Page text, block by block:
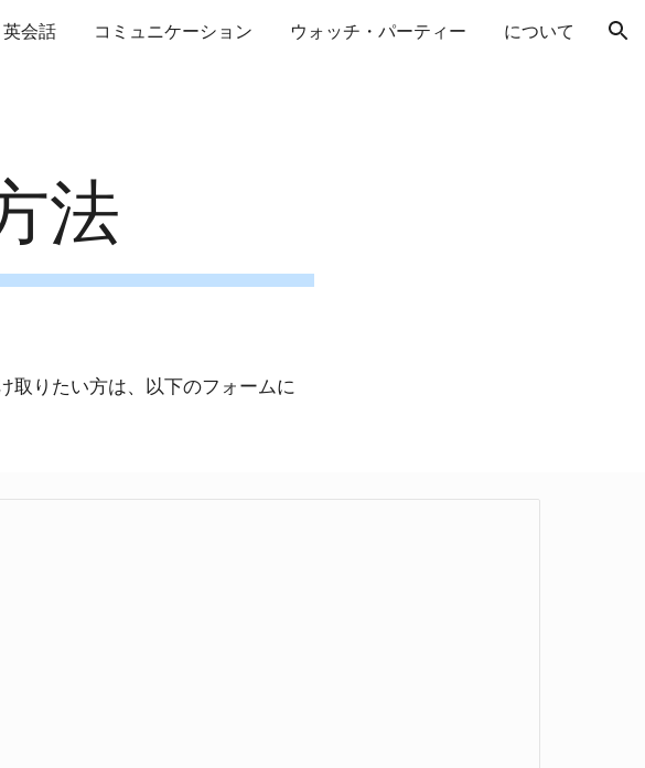
Skip to navigation
英会話 コミュニケーション ウォッチ・パーティー について
法
りたい方は、以下のフォームに